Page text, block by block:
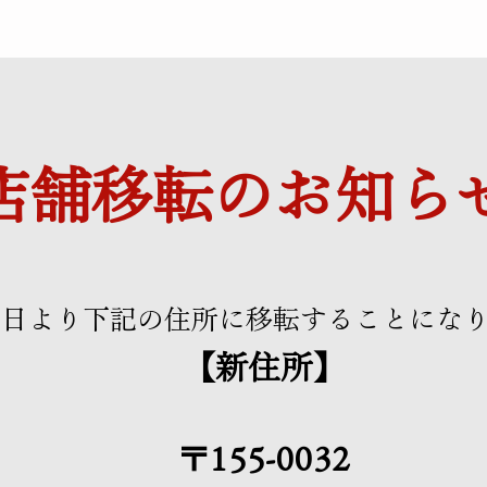
舗移転のお知ら
より下記の住所に移転することになり
【新住所】
〒155-0032